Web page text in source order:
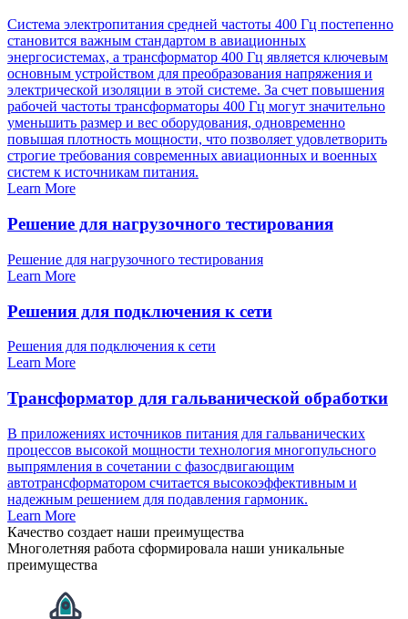
Система электропитания средней частоты 400 Гц постепенно
становится важным стандартом в авиационных
энергосистемах, а трансформатор 400 Гц является ключевым
основным устройством для преобразования напряжения и
электрической изоляции в этой системе. За счет повышения
рабочей частоты трансформаторы 400 Гц могут значительно
уменьшить размер и вес оборудования, одновременно
повышая плотность мощности, что позволяет удовлетворить
строгие требования современных авиационных и военных
систем к источникам питания.
Learn More
Решение для нагрузочного тестирования
Решение для нагрузочного тестирования
Learn More
Решения для подключения к сети
Решения для подключения к сети
Learn More
Трансформатор для гальванической обработки
В приложениях источников питания для гальванических
процессов высокой мощности технология многопульсного
выпрямления в сочетании с фазосдвигающим
автотрансформатором считается высокоэффективным и
надежным решением для подавления гармоник.
Learn More
Качество создает наши преимущества
Многолетняя работа сформировала наши уникальные
преимущества